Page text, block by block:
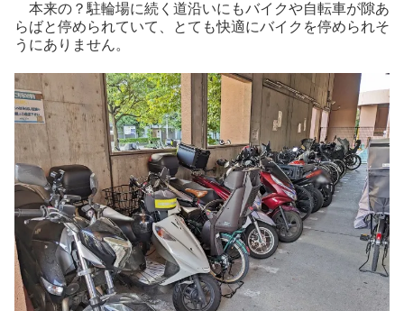
本来の？駐輪場に続く道沿いにもバイクや自転車が隙あ
らばと停められていて、とても快適にバイクを停められそ
うにありません。